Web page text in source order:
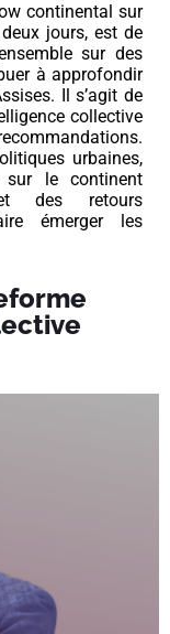
continental sur
jours, est de
sur des
à approfondir
Il s’agit de
collective
urbaines,
le continent
des retours
émerger les